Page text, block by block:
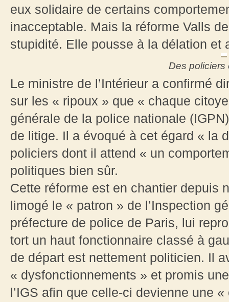
eux solidaire de certains
inacceptable. Mais la réforme Valls
stupidité. Elle pousse à la délation et
Des
Le ministre de l’Intérieur a confirmé
sur les « ripoux » que « chaque
générale de la police nationale
de litige. Il a évoqué à cet égard « la
policiers dont il attend « un
politiques bien sûr.
Cette réforme est en chantier depuis
limogé le « patron » de l’Inspection
préfecture de police de Paris, lui
tort un haut fonctionnaire classé à
de départ est nettement politicien. Il
« dysfonctionnements » et promis
l’IGS afin que celle-ci devienne une